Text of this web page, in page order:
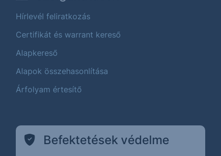
Hírlevél feliratkozás
Certifikát és warrant kereső
Alapkereső
Alapok összehasonlítása
Árfolyam értesítő
Befektetések védelme